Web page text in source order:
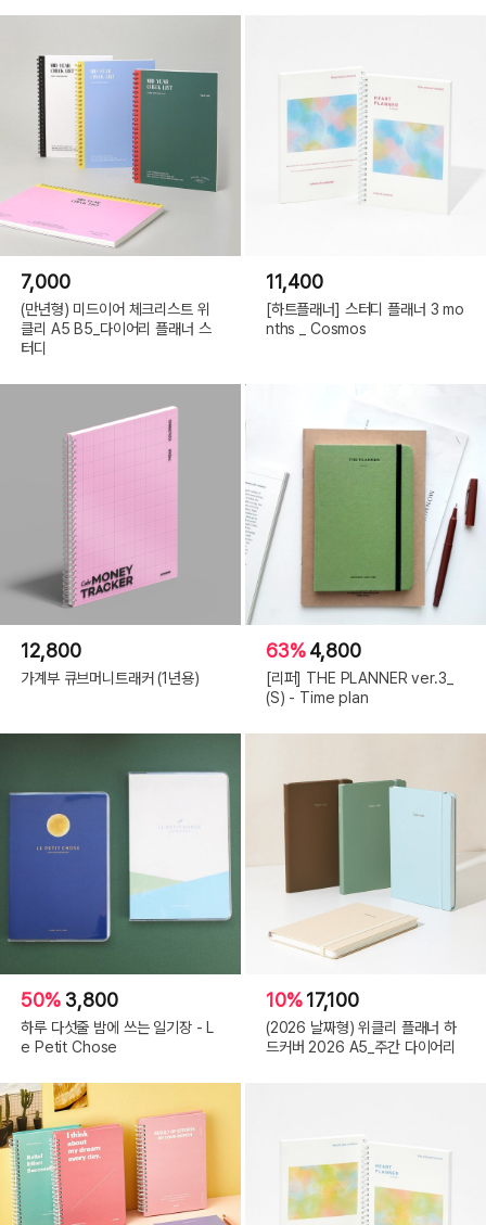
7,000
(만년형) 미드이어 체크리스트 위
클리 A5 B5_다이어리 플래너 스
터디
11,400
[하트플래너] 스터디 플래너 3 mo
nths _ Cosmos
12,800
가계부 큐브머니트래커 (1년용)
63%4,800
[리퍼] THE PLANNER ver.3_
(S) - Time plan
50% 3,800
하루 다섯줄 밤에 쓰는 일기장 - L
e Petit Chose
10%17,100
(2026 날짜형) 위클리 플래너 하
드커버 2026 A5_주간 다이어리